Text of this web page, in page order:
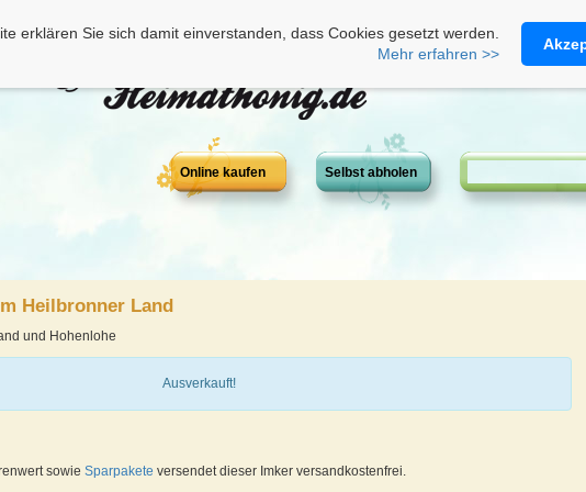
Heimathonig auf
erklären Sie sich damit einverstanden, dass Cookies gesetzt werden.
Mehr erfahren >>
Online kaufen Selbst abholen
Heilbronner Land
und Hohenlohe
Ausverkauft!
sowieSparpakete versendet dieser Imker versandkostenfrei.